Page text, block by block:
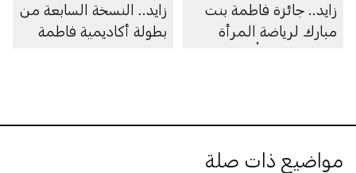
زايد.. جائزة فاطمة بنت
مبارك لرياضة المرأة
زايد.. النسخة السابعة من
بطولة أكاديمية فاطمة
مواضيع ذات صلة